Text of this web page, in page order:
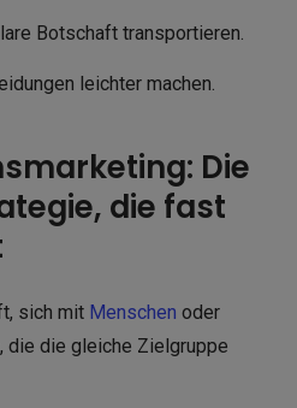
Botschaft transportieren.
leichter machen.
Die
die fast
sich mit Menschen oder
die die gleiche Zielgruppe